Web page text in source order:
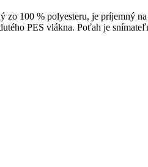
zo 100 % polyesteru, je príjemný
PES vlákna. Poťah je